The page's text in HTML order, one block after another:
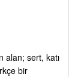
alan; sert, katı
bir